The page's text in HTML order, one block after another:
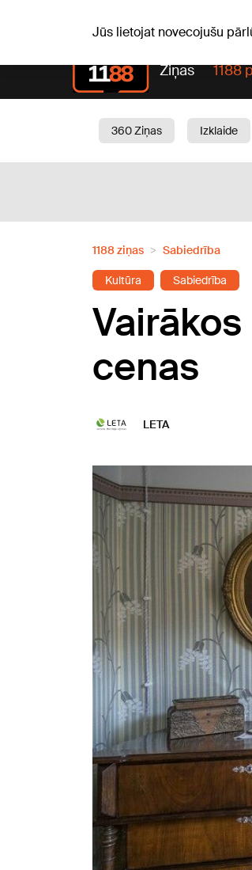
Jūs lietojat novecojušu
Ziņas 1188
360 Ziņas Izklaide
1188 ziņas Sabiedrība
Kultūra Sabiedrība
cenas
LETA